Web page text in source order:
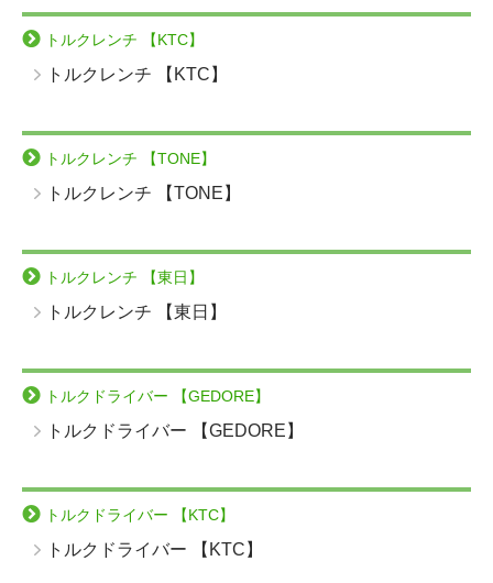
トルクレンチ 【KTC】
トルクレンチ 【KTC】
トルクレンチ 【TONE】
トルクレンチ 【TONE】
トルクレンチ 【東日】
トルクレンチ 【東日】
トルクドライバー 【GEDORE】
トルクドライバー 【GEDORE】
トルクドライバー 【KTC】
トルクドライバー 【KTC】